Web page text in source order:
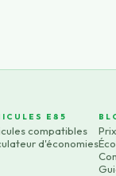
E85
compatibles
d'économies